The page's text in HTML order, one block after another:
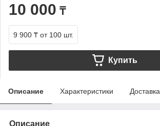
10 000 ₸
9 900 ₸ от 100 шт.
Купить
Описание Характеристики Доставка
Описание